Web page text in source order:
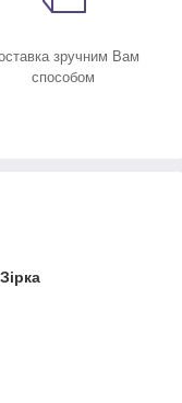
зручним Вам
способом